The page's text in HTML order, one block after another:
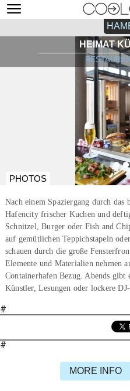
HEIMAT
PHOTOS
Nach einem Spaziergang durch
Hafencity frischer Kuchen und
Schnitzel, Burger oder Fish and
auf gemütlichen Teppichstapeln
schauen durch die große
Elemente und Materialien nehmen
Containerhafen Bezug. Abends
Künstler, Lesungen oder lockere DJ-
#
#
MORE INFO